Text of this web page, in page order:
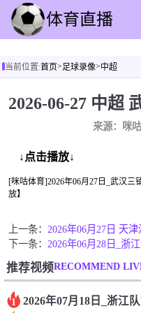
足球直播
足球动态
篮球速报
全球联赛
当前位置:首页>足球录像>中超
来源：咪
↓点击播放↓
[咪咕体育]2026年06月27日_武汉三
放】
上一条： 2026年06月27日 天
下一条： 2026年06月28日_浙
推荐视频RECOMMEND
1 2026年07月18日_浙江